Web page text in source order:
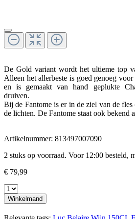
De Gold variant wordt het ultieme top
Alleen het allerbeste is goed genoeg
en is gemaakt van hand geplukte
druiven.
Bij de Fantome is er in de ziel van de
de lichten. De Fantome staat ook bekend
Artikelnummer: 813497007090
2 stuks op voorraad. Voor 12:00 besteld,
€ 79,99
Winkelmand